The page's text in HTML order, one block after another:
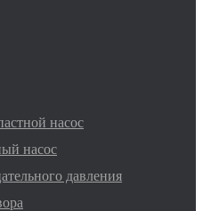
насос
насос
давления